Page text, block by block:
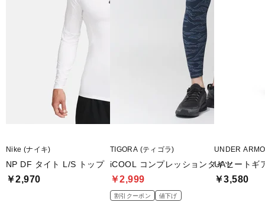
Nike (ナイキ)
NP DF タイト L/S トップ
￥2,970
TIGORA (ティゴラ)
iCOOL コンプレッションタイツ
￥2,999
割引クーポン 値下げ
UNDER
UAヒートギ
￥3,580